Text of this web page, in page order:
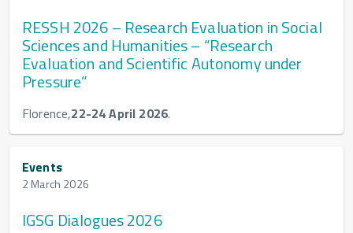
RESSH 2026 – Research Evaluation in Social
Sciences and Humanities – “Research
Evaluation and Scientific Autonomy under
Pressure”
Florence,22-24 April 2026.
Events
2 March 2026
IGSG Dialogues 2026